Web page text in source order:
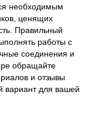
необходимым
ценящих
Правильный
работы с
соединения и
обращайте
и отзывы
вариант для вашей